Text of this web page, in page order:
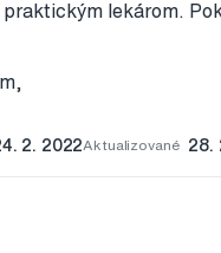
praktickým lekárom.
2. 2022Aktualizované 28.